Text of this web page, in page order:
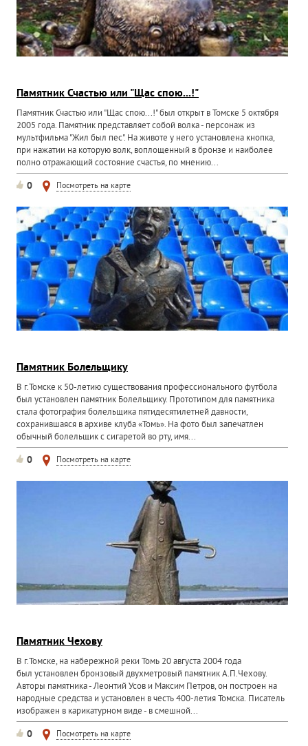
Памятник Счастью или "Щас спою...!"
Памятник Счастью или "Щас спою...!" был открыт в Томске 5 октября
2005 года. Памятник представляет собой волка - персонаж из
мультфильма "Жил был пес". На животе у него установлена кнопка,
при нажатии на которую волк, воплощенный в бронзе и наиболее
полно отражающий состояние счастья, по мнению...
0 Посмотреть на карте
Памятник Болельщику
В г.Томске к 50-летию существования профессионального футбола
был установлен памятник Болельщику. Прототипом для памятника
стала фотография болельщика пятидесятилетней давности,
сохранившаяся в архиве клуба «Томь». На фото был запечатлен
обычный болельщик с сигаретой во рту, имя...
0 Посмотреть на карте
Памятник Чехову
В г.Томске, на набережной реки Томь 20 августа 2004 года
был установлен бронзовый двухметровый памятник А.П.Чехову.
Авторы памятника - Леонтий Усов и Максим Петров, он построен на
народные средства и установлен в честь 400-летия Томска. Писатель
изображен в карикатурном виде - в смешной...
0 Посмотреть на карте